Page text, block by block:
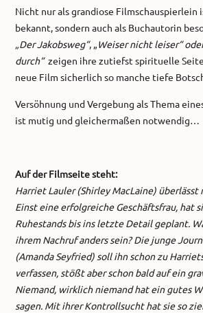
Nicht nur als grandiose Filmschauspierlein
bekannt, sondern auch als Buchautorin
„Der Jakobsweg“, „Weiser nicht leiser“
durch“zeigen ihre zutiefst spirituelle
neue Film sicherlich so manche tiefe
Versöhnung und Vergebung als Thema
ist mutig und gleichermaßen notwendig…
Auf der Filmseite steht:
Harriet Lauler (Shirley MacLaine) überlässt
Einst eine erfolgreiche Geschäftsfrau, hat
Ruhestands bis ins letzte Detail geplant.
ihrem Nachruf anders sein? Die junge
(Amanda Seyfried) soll ihn schon zu
verfassen, stößt aber schon bald auf ein
Niemand, wirklich niemand hat ein gutes
sagen. Mit ihrer Kontrollsucht hat sie so